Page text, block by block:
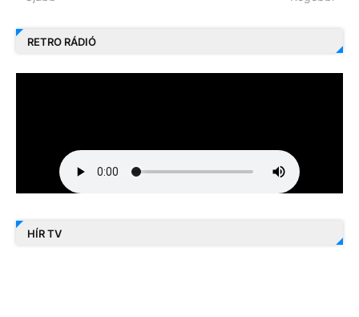
RETRO RÁDIÓ
HÍR TV